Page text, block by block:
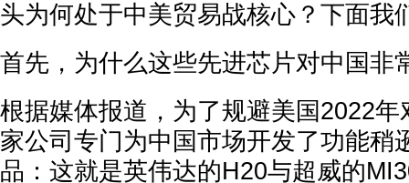
头为何处于中美贸易战核心？下面我
首先，为什么这些先进芯片对中国非
根据媒体报道，为了规避美国2022
家公司专门为中国市场开发了功能稍
品：这就是英伟达的H20与超威的